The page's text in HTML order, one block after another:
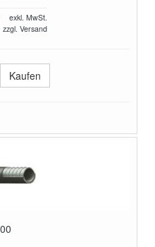
exkl. MwSt.
zzgl. Versand